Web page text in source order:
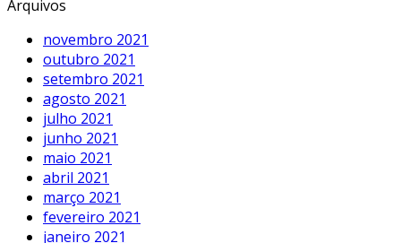
Arquivos
novembro 2021
outubro 2021
setembro 2021
agosto 2021
julho 2021
junho 2021
maio 2021
abril 2021
março 2021
fevereiro 2021
janeiro 2021